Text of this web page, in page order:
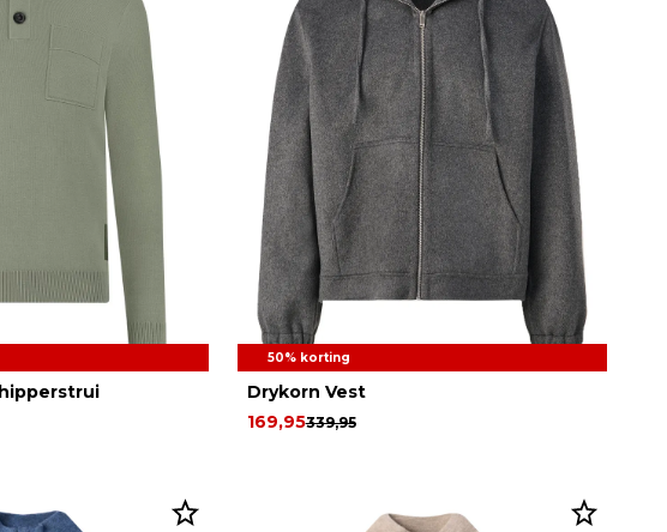
50% korting
Drykorn Vest
339,95
169,95